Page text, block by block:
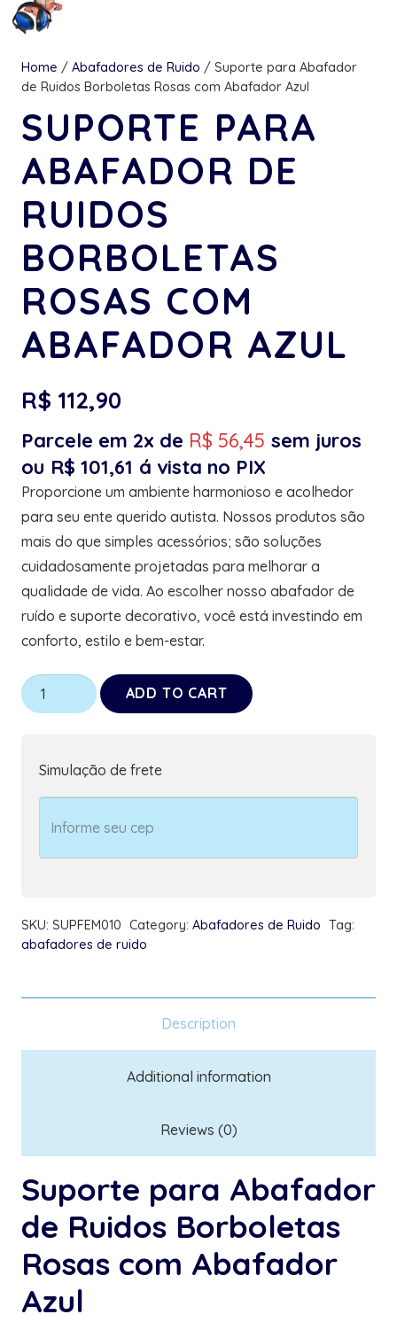
Home / Abafadores de Ruido / Suporte para Abafador
de Ruidos Borboletas Rosas com Abafador Azul
SUPORTE PARA
ABAFADOR DE
RUIDOS
BORBOLETAS
ROSAS COM
ABAFADOR AZUL
R$ 112,90
Parcele em 2x de R$ 56,45 sem juros
ou R$ 101,61 á vista no PIX
Proporcione um ambiente harmonioso e acolhedor
para seu ente querido autista. Nossos produtos são
mais do que simples acessórios; são soluções
cuidadosamente projetadas para melhorar a
qualidade de vida. Ao escolher nosso abafador de
ruído e suporte decorativo, você está investindo em
conforto, estilo e bem-estar.
Suporte
para
Rosas
com
quantity
ADD TO CART
Simulação de frete
SKU: SUPFEM010 Category: Abafadores de Ruido Tag:
abafadores de ruido
Description
Additional information
Reviews (0)
Suporte para Abafador
de Ruidos Borboletas
Rosas com Abafador
Azul